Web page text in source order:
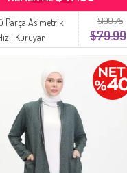
$199.75
$79.99
Parça Asimetrik
Kuruyan
Seti 2611-05